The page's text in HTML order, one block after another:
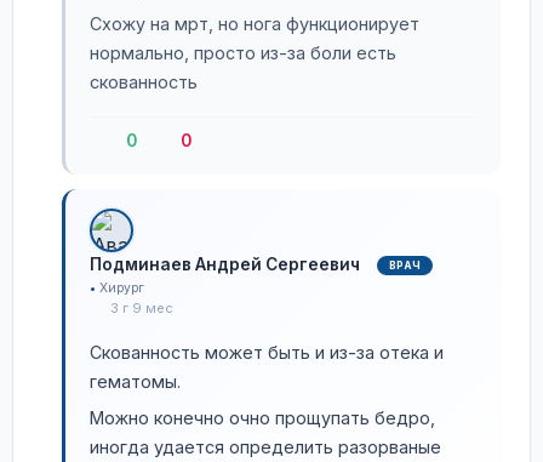
Схожу на мрт, но нога функционирует
нормально, просто из-за боли есть
скованность
0 0
Подминаев Андрей Сергеевич ВРАЧ
Хирург
3 г 9 мес
Скованность может быть и из-за отека и
гематомы.
Можно конечно очно прощупать бедро,
иногда удается определить разорваные